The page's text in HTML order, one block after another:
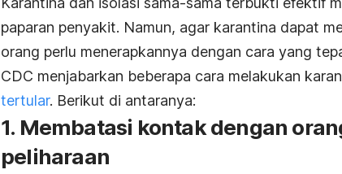
paparan penyakit. Namun, agar karantina dapat
orang perlu menerapkannya dengan cara yang
CDC menjabarkan beberapa cara melakukan
tertular. Berikut di antaranya:
1. Membatasi kontak dengan
peliharaan